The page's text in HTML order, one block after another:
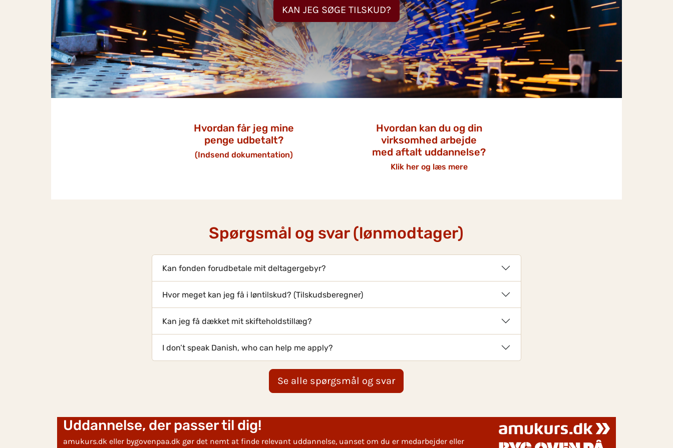
KAN JEG SØGE TILSKUD?
Hvordan får jeg mine
penge udbetalt?
(Indsend dokumentation)
Hvordan kan du og din
virksomhed arbejde
med aftalt uddannelse?
Klik her og læs mere
Spørgsmål og svar (lønmodtager)
Kan fonden forudbetale mit deltagergebyr?
Hvor meget kan jeg få i løntilskud? (Tilskudsberegner)
Kan jeg få dækket mit skifteholdstillæg?
I don’t speak Danish, who can help me apply?
Se alle spørgsmål og svar
Uddannelse, der passer til dig!
amukurs.dk eller bygovenpaa.dk gør det nemt at finde relevant uddannelse, uanset om du er medarbejder eller